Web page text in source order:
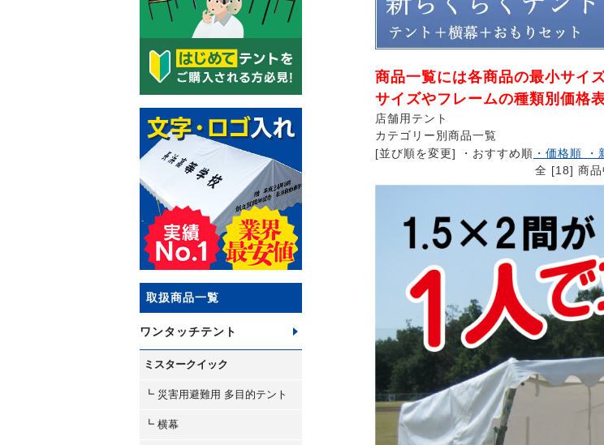
取扱商品一覧
ワンタッチテント
ミスタークイック
┗ 災害用避難用 多目的テント
┗ 横幕
商品一覧には各商品の最小サイ
サイズやフレームの種類別価格
店舗用テント
カテゴリー別商品一覧
[並び順を変更]
・おすすめ順 ・価格順 ・
全 [18] 商品